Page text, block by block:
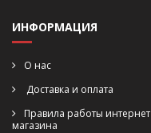
ИНФОРМАЦИЯ
О нас
Доставка и оплата
Правила работы интернет
магазина